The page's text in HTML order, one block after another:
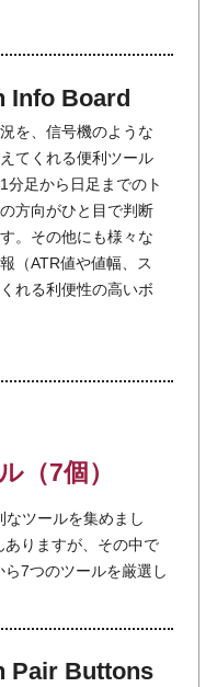
Info Board
を、信号機のような
てくれる便利ツール
分足から日足までのト
方向がひと目で判断
。その他にも様々な
（ATR値や値幅、ス
れる利便性の高いボ
（7個）
ツールを集めまし
りますが、その中で
7つのツールを厳選し
Pair Buttons